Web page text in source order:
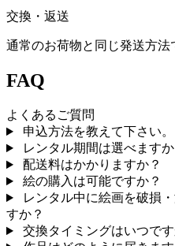
交換・返送
通常のお荷物と同じ発送方法
FAQ
よくあるご質問
申込方法を教えて下さい。
レンタル期間は選べますか
配送料はかかりますか？
絵の購入は可能ですか？
レンタル中に絵画を破損
すか？
交換タイミングはいつです